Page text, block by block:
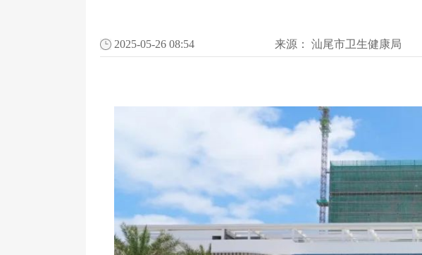
2025-05-26 08:54 来源： 汕尾市卫生健康局